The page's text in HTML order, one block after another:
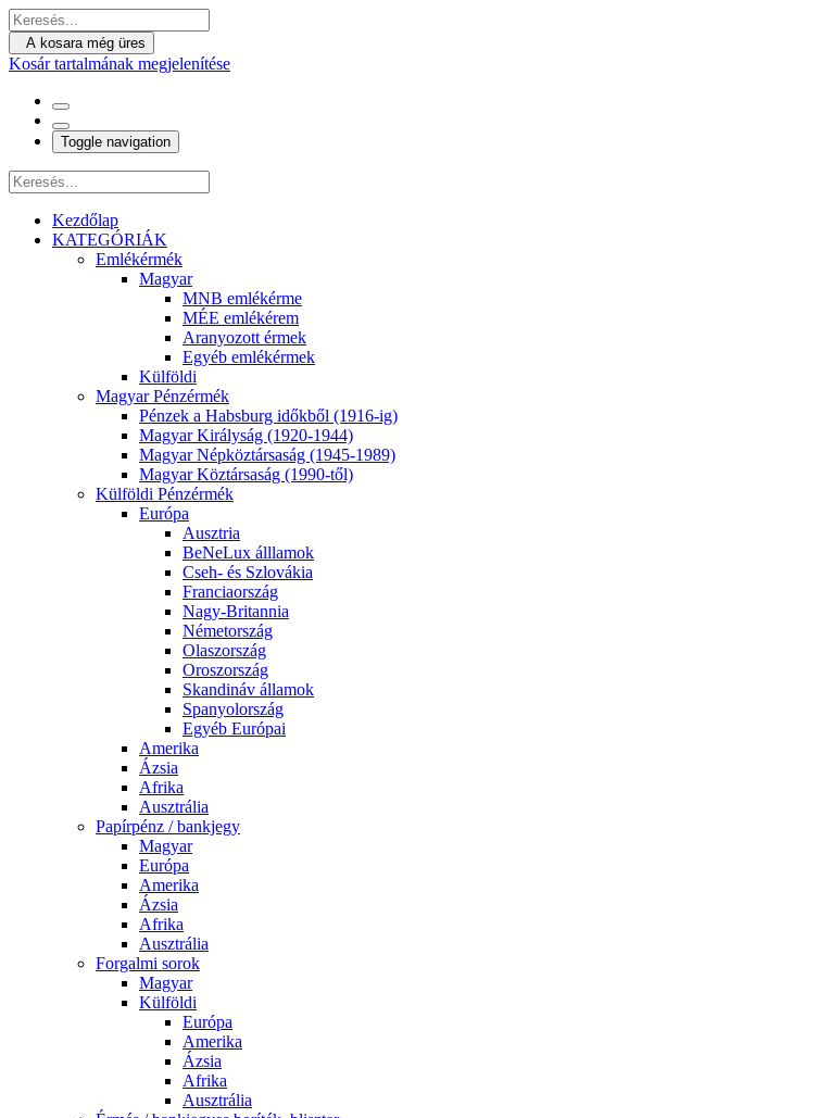
A kosara még üres
Kosár tartalmának megjelenítése
Toggle navigation
Kezdőlap
KATEGÓRIÁK
Emlékérmék
Magyar
MNB emlékérme
MÉE emlékérem
Aranyozott érmek
Egyéb emlékérmek
Külföldi
Magyar Pénzérmék
Pénzek a Habsburg időkből (1916-ig)
Magyar Királyság (1920-1944)
Magyar Népköztársaság (1945-1989)
Magyar Köztársaság (1990-től)
Külföldi Pénzérmék
Európa
Ausztria
BeNeLux álllamok
Cseh- és Szlovákia
Franciaország
Nagy-Britannia
Németország
Olaszország
Oroszország
Skandináv államok
Spanyolország
Egyéb Európai
Amerika
Ázsia
Afrika
Ausztrália
Papírpénz / bankjegy
Magyar
Európa
Amerika
Ázsia
Afrika
Ausztrália
Forgalmi sorok
Magyar
Külföldi
Európa
Amerika
Ázsia
Afrika
Ausztrália